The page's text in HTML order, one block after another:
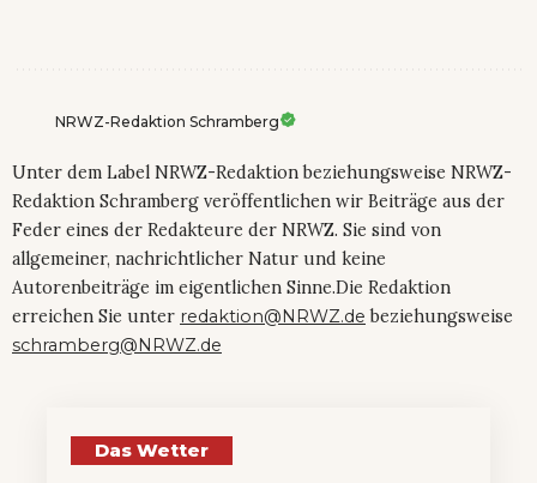
NRWZ-Redaktion Schramberg
Unter dem Label NRWZ-Redaktion beziehungsweise NRWZ-
Redaktion Schramberg veröffentlichen wir Beiträge aus der
Feder eines der Redakteure der NRWZ. Sie sind von
allgemeiner, nachrichtlicher Natur und keine
Autorenbeiträge im eigentlichen Sinne.Die Redaktion
erreichen Sie unter redaktion@NRWZ.de beziehungsweise
schramberg@NRWZ.de
Das Wetter